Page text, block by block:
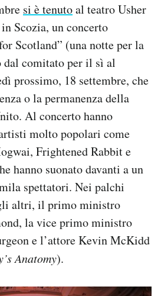
si è tenutoal teatro Usher
Scozia, un concerto
Scotland” (una notte per la
dal comitato per il sì al
prossimo, 18 settembre, che
o la permanenza della
Al concerto hanno
molto popolari come
Frightened Rabbit e
hanno suonato davanti a un
spettatori. Nei palchi
altri, il primo ministro
la vice primo ministro
e l’attore Kevin McKidd
Anatomy).